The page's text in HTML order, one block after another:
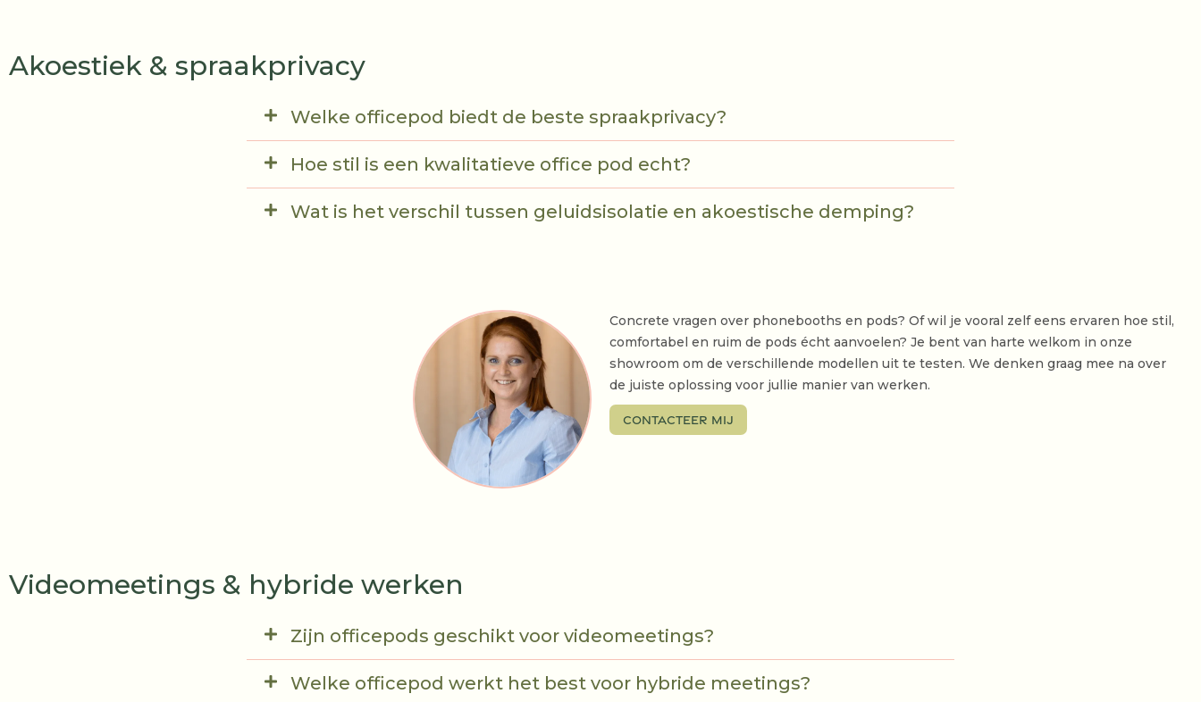
Akoestiek & spraakprivacy
Welke officepod biedt de beste spraakprivacy?
Hoe stil is een kwalitatieve office pod echt?
Wat is het verschil tussen geluidsisolatie en akoestische demping?
Concrete vragen over phonebooths en pods? Of wil je vooral zelf eens ervaren hoe stil,
comfortabel en ruim de pods écht aanvoelen? Je bent van harte welkom in onze
showroom om de verschillende modellen uit te testen. We denken graag mee na over
de juiste oplossing voor jullie manier van werken.
Contacteer mij
Videomeetings & hybride werken
Zijn officepods geschikt voor videomeetings?
Welke officepod werkt het best voor hybride meetings?